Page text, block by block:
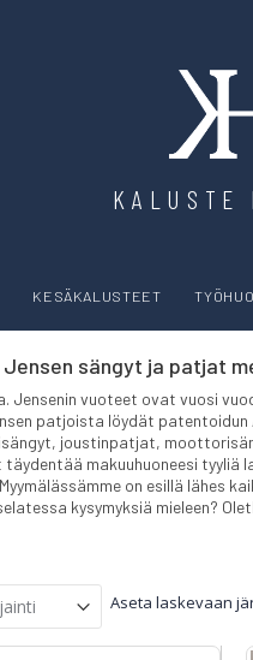
KALUSTE
KESÄKALUSTEET
Jensen sängyt ja patjat
Jensenin vuoteet ovat vuosi
patjoista löydät
joustinpatjat,
makuuhuoneesi
on esillä lähes
kysymyksiä mieleen?
Aseta laskevaan